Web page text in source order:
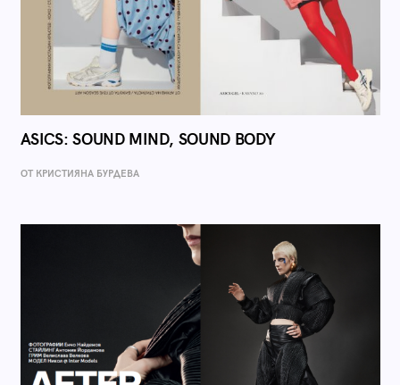
ASICS: SOUND MIND, SOUND BODY
ОТ КРИСТИЯНА БУРДЕВА